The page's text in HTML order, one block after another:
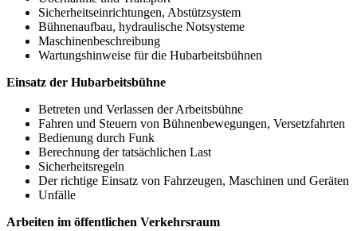
Sicherheitseinrichtungen, Abstützsystem
Bühnenaufbau, hydraulische Notsysteme
Maschinenbeschreibung
Wartungshinweise für die Hubarbeitsbühnen
Einsatz der Hubarbeitsbühne
Betreten und Verlassen der Arbeitsbühne
Fahren und Steuern von Bühnenbewegungen, Versetzfahrten
Bedienung durch Funk
Berechnung der tatsächlichen Last
Sicherheitsregeln
Der richtige Einsatz von Fahrzeugen, Maschinen und Geräten
Unfälle
Arbeiten im öffentlichen Verkehrsraum